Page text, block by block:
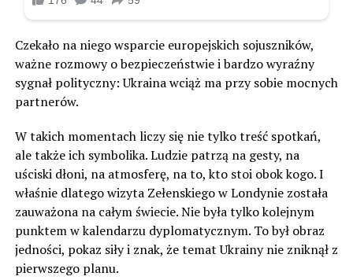
Czekało na niego wsparcie europejskich sojuszników,
ważne rozmowy o bezpieczeństwie i bardzo wyraźny
sygnał polityczny: Ukraina wciąż ma przy sobie mocnych
partnerów.
W takich momentach liczy się nie tylko treść spotkań,
ale także ich symbolika. Ludzie patrzą na gesty, na
uściski dłoni, na atmosferę, na to, kto stoi obok kogo. I
właśnie dlatego wizyta Zełenskiego w Londynie została
zauważona na całym świecie. Nie była tylko kolejnym
punktem w kalendarzu dyplomatycznym. To był obraz
jedności, pokaz siły i znak, że temat Ukrainy nie zniknął z
pierwszego planu.